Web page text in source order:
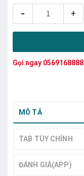
- +
Gọi ngay 0569168888
MÔ TẢ
TAB TÙY CHỈNH
ĐÁNH GIÁ(APP)